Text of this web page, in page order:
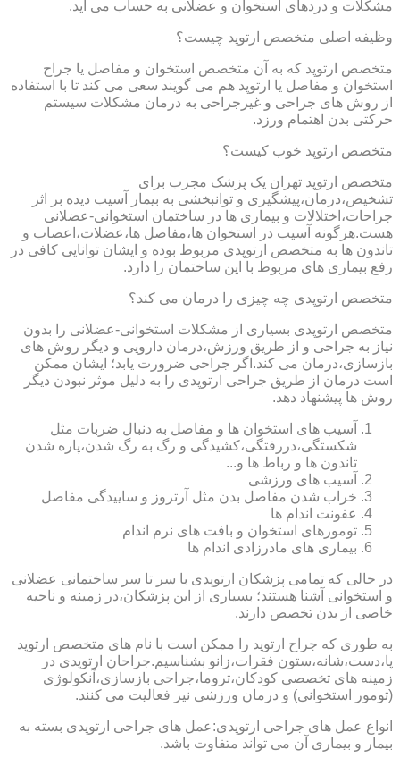
مشکلات و دردهای استخوان و عضلانی به حساب می آید.
وظیفه اصلی متخصص ارتوپد چیست؟
متخصص ارتوپد که به آن متخصص استخوان و مفاصل یا جراح
استخوان و مفاصل یا ارتوپد هم می گویند سعی می کند تا با استفاده
از روش های جراحی و غیرجراحی به درمان مشکلات سیستم
حرکتی بدن اهتمام ورزد.
متخصص ارتوپد خوب کیست؟
متخصص ارتوپد تهران یک پزشک مجرب برای
تشخیص،درمان،پیشگیری و توانبخشی به بیمار آسیب دیده بر اثر
جراحات،اختلالات و بیماری ها در ساختمان استخوانی-عضلانی
هست.هرگونه آسیب در استخوان ها،مفاصل ها،عضلات،اعصاب و
تاندون ها به متخصص ارتوپدی مربوط بوده و ایشان توانایی کافی در
رفع بیماری های مربوط با این ساختمان را دارد.
متخصص ارتوپدی چه چیزی را درمان می کند؟
متخصص ارتوپدی بسیاری از مشکلات استخوانی-عضلانی را بدون
نیاز به جراحی و از طریق ورزش،درمان دارویی و دیگر روش های
بازسازی،درمان می کند.اگر جراحی ضرورت یابد؛ ایشان ممکن
است درمان از طریق جراحی ارتوپدی را به دلیل موثر نبودن دیگر
روش ها پیشنهاد دهد.
آسیب های استخوان ها و مفاصل به دنبال ضربات مثل
شکستگی،دررفتگی،کشیدگی و رگ به رگ شدن،پاره شدن
تاندون ها و رباط ها و...
آسیب های ورزشی
خراب شدن مفاصل بدن مثل آرتروز و ساییدگی مفاصل
عفونت اندام ها
تومورهای استخوان و بافت های نرم اندام
بیماری های مادرزادی اندام ها
در حالی که تمامی پزشکان ارتوپدی با سر تا سر ساختمانی عضلانی
و استخوانی آشنا هستند؛ بسیاری از این پزشکان،در زمینه و ناحیه
خاصی از بدن تخصص دارند.
به طوری که جراح ارتوپد را ممکن است با نام های متخصص ارتوپد
پا،دست،شانه،ستون فقرات،زانو بشناسیم.جراحان ارتوپدی در
زمینه های تخصصی کودکان،تروما،جراحی بازسازی،آنکولوژی
(تومور استخوانی) و درمان ورزشی نیز فعالیت می کنند.
انواع عمل های جراحی ارتوپدی:عمل های جراحی ارتوپدی بسته به
بیمار و بیماری آن می تواند متفاوت باشد.